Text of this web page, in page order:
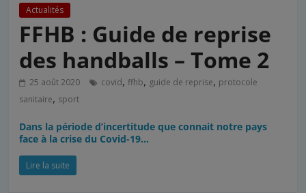
Actualités
FFHB : Guide de reprise
des handballs – Tome 2
25 août 2020 covid, ffhb, guide de reprise, protocole
sanitaire, sport
Dans la période d’incertitude que connait notre pays
face à la crise du Covid-19…
Lire la suite